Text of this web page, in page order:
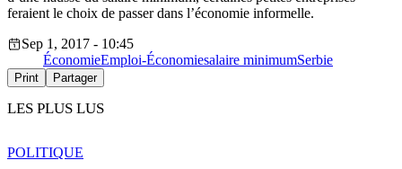
feraient le choix de passer dans l’économie informelle.
Sep 1, 2017 - 10:45
ÉconomieEmploi-Économiesalaire minimumSerbie
Print Partager
LES PLUS LUS
POLITIQUE